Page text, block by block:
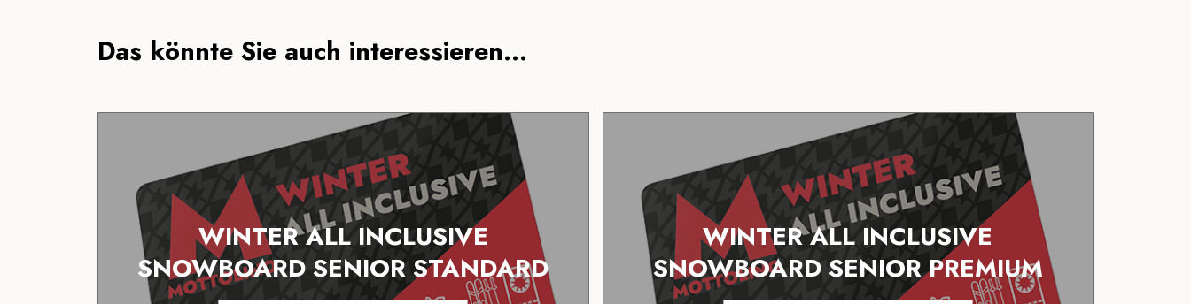
Das könnte Sie auch interessieren...
WINTER ALL INCLUSIVE
SNOWBOARD SENIOR STANDARD
WINTER ALL INCLUSIVE
SNOWBOARD SENIOR PREMIUM